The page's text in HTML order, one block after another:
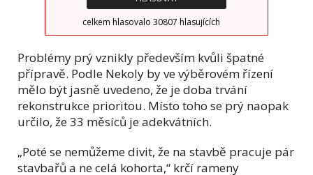
celkem hlasovalo 30807 hlasujících
Problémy prý vznikly především kvůli špatné
přípravě. Podle Nekoly by ve výběrovém řízení
mělo být jasně uvedeno, že je doba trvání
rekonstrukce prioritou. Místo toho se prý naopak
určilo, že 33 měsíců je adekvátních.
„Poté se nemůžeme divit, že na stavbě pracuje pár
stavbařů a ne celá kohorta,“ krčí rameny